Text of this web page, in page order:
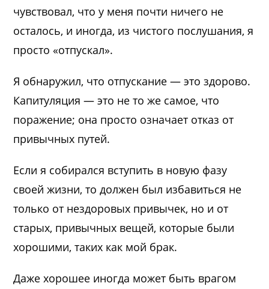
чувствовал, что у меня почти ничего не
осталось, и иногда, из чистого послушания, я
просто «отпускал».
Я обнаружил, что отпускание — это здорово.
Капитуляция — это не то же самое, что
поражение; она просто означает отказ от
привычных путей.
Если я собирался вступить в новую фазу
своей жизни, то должен был избавиться не
только от нездоровых привычек, но и от
старых, привычных вещей, которые были
хорошими, таких как мой брак.
Даже хорошее иногда может быть врагом